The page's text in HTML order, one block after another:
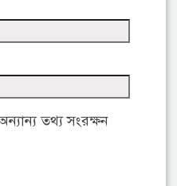
তথ্য সংরক্ষন